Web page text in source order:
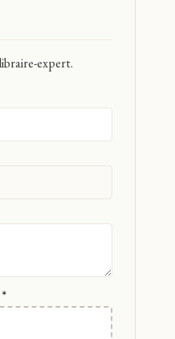
expert.
*